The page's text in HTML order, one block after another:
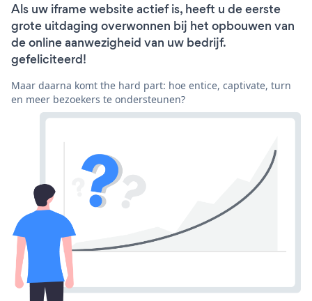
Als uw iframe website actief is, heeft u de eerste
grote uitdaging overwonnen bij het opbouwen van
de online aanwezigheid van uw bedrijf.
gefeliciteerd!
Maar daarna komt the hard part: hoe entice, captivate, turn
en meer bezoekers te ondersteunen?